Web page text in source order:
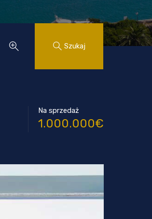
Szukaj
Na sprzedaż
1.000.000€